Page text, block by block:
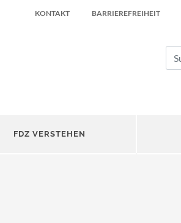
KONTAKT BARRIEREFREIHEIT
FDZ VERSTEHEN